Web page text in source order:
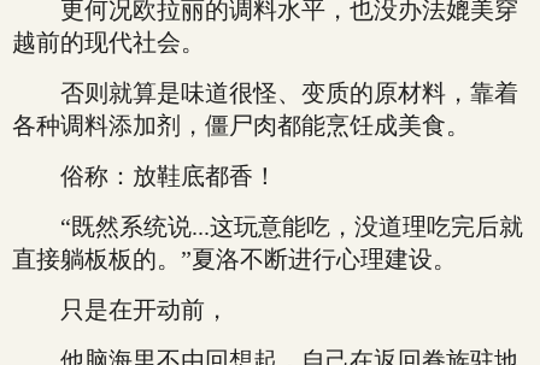
更何况欧拉丽的调料水平，也没办法媲美穿
越前的现代社会。
否则就算是味道很怪、变质的原材料，靠着
各种调料添加剂，僵尸肉都能烹饪成美食。
俗称：放鞋底都香！
“既然系统说...这玩意能吃，没道理吃完后就
直接躺板板的。”夏洛不断进行心理建设。
只是在开动前，